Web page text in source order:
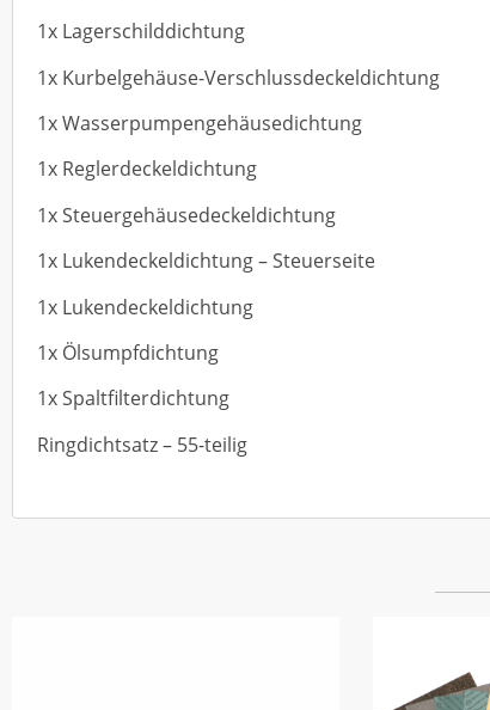
1x Lagerschilddichtung
1x Kurbelgehäuse-Verschlussdeckeldichtung
1x Wasserpumpengehäusedichtung
1x Reglerdeckeldichtung
1x Steuergehäusedeckeldichtung
1x Lukendeckeldichtung – Steuerseite
1x Lukendeckeldichtung
1x Ölsumpfdichtung
1x Spaltfilterdichtung
Ringdichtsatz – 55-teilig